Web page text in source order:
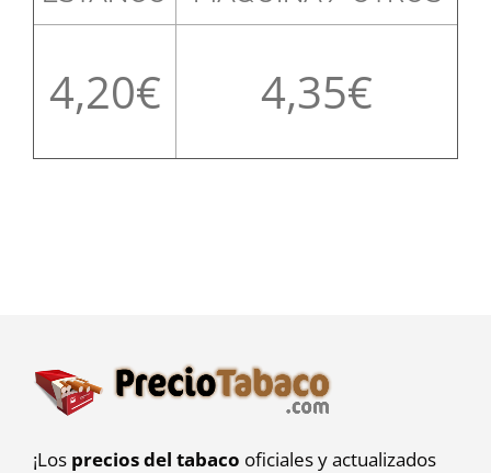
4,20 4,35
¡Los precios del tabaco oficiales y actualizados